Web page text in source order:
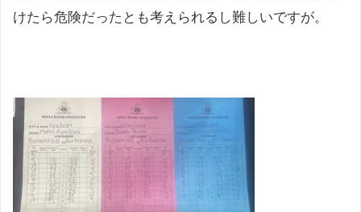
けたら危険だったとも考えられるし難しいですが。